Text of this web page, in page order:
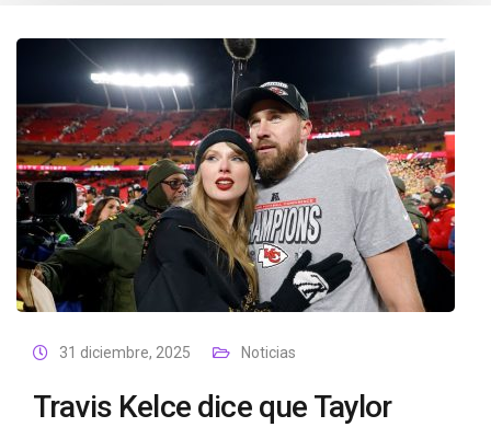
31 diciembre, 2025 Noticias
Travis Kelce dice que Taylor